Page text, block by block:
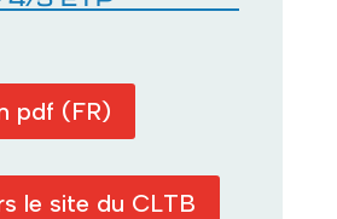
pdf (FR)
le site du CLTB